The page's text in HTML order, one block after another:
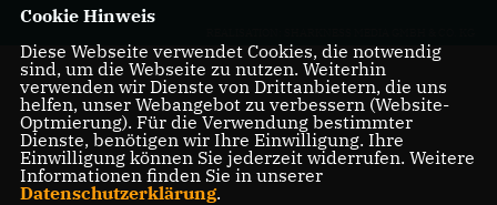
Cookie Hinweis
Diese Webseite verwendet Cookies, die notwendig
sind, um die Webseite zu nutzen. Weiterhin
verwenden wir Dienste von Drittanbietern, die uns
helfen, unser Webangebot zu verbessern (Website-
Optmierung). Für die Verwendung bestimmter
Dienste, benötigen wir Ihre Einwilligung. Ihre
Einwilligung können Sie jederzeit widerrufen. Weitere
Informationen finden Sie in unserer
Datenschutzerklärung.